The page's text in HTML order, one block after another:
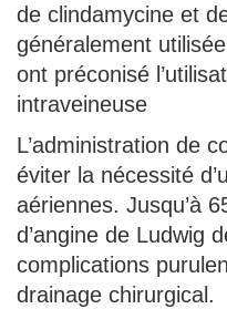
de clindamycine et
généralement
ont préconisé
intraveineuse
L’administration de
éviter la nécessité
aériennes. Jusqu’à
d’angine de Ludwig
complications
drainage chirurgical.